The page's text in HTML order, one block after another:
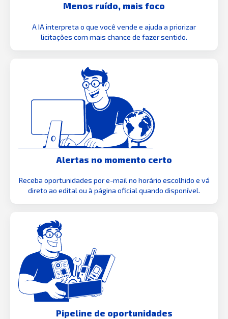
Menos ruído, mais foco
A IA interpreta o que você vende e ajuda a priorizar
licitações com mais chance de fazer sentido.
Alertas no momento certo
Receba oportunidades por e-mail no horário escolhido e vá
direto ao edital ou à página oficial quando disponível.
Pipeline de oportunidades